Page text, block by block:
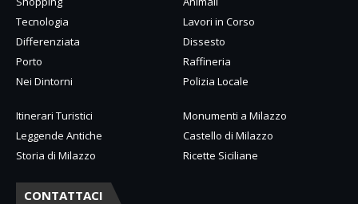
Tecnologia
Lavori in Corso
Differenziata
Dissesto
Porto
Raffineria
Nei Dintorni
Polizia Locale
Itinerari Turistici
Monumenti a Milazzo
Leggende Antiche
Castello di Milazzo
Storia di Milazzo
Ricette Siciliane
CONTATTACI